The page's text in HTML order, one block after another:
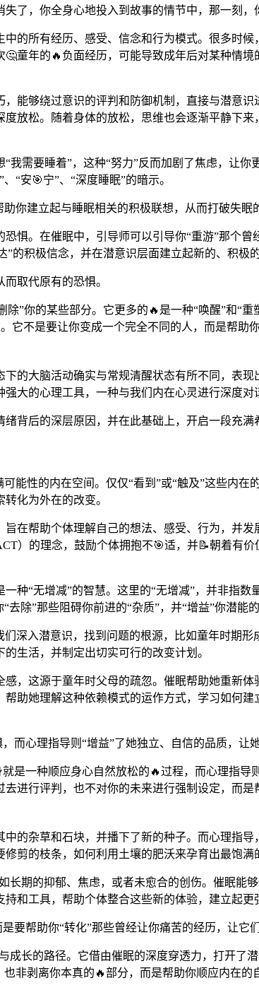
了，你全身心地投入到故事的情节中，那一刻，
的所有经历、感受、信念和行为模式。很多时
童年的🔥负面经历，可能导致成年后对某种情
能够绕过意识的评判和防御机制，直接与潜意
放松。随着身体的放松，思维也会逐渐平静下
需要睡着”，这种“努力”反而加剧了焦虑，让
“安🎯宁”、“深度睡眠”的暗示。
你建立起与睡眠相关的积极联想，从而打破失眠
惧。在催眠中，引导师可以引导你“重游”那个
的积极信念，并在潜意识层面建立起新的、积极
取代原有的恐惧。
”你的某些部分。它更多的🔥是一种“唤醒”和“
它不是要让你变成一个完全不同的人，而是帮
的大脑活动确实与常规清醒状态有所不同，表
大的心理工具，一种与我们内在心灵进行深度对
背后的深层原因，并在此基础上，开启一段充满
能性的内在空间。仅仅“看到”或“触及”这些内
化为外在的改变。
在帮助个体理解自己的想法、感受、行为，并
）的理念，鼓励个体拥抱不🎯适，并📝朝着有
种“无增减”的智慧。这里的“无增减”，并非指
除”那些阻碍你前进的“杂质”，并“增益”你潜能
深入潜意识，找到问题的根源，比如童年时期
生活，并制定出切实可行的改变计划。
，这源于童年时父母的疏忽。催眠帮助她重新
助她理解这种依赖模式的运作方式，学习如何
而心理指导则“增益”了她独立、自信的品质，让
是一种顺应身心自然放松的🔥过程，而心理指
进行评判，也不对你的未来进行强制设定，而
的杂草和石块，并播下了新的种子。而心理指
剪的枝条，如何利用土壤的肥沃来孕育出最饱满
长期的抑郁、焦虑，或者未愈合的创伤。催眠
和工具，帮助个体整合这些新的体验，建立起更
要帮助你“转化”那些曾经让你痛苦的经历，让它
成长的路径。它借由催眠的深度穿透力，打开了
非剥离你本真的🔥部分，而是帮助你顺应内在